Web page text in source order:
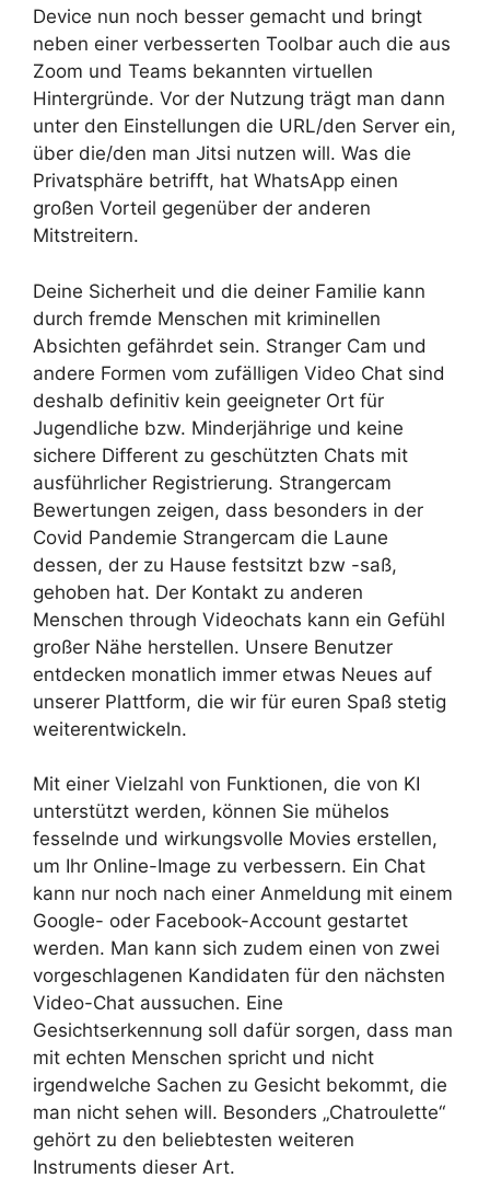
Device nun noch besser gemacht und bringt
neben einer verbesserten Toolbar auch die aus
Zoom und Teams bekannten virtuellen
Hintergründe. Vor der Nutzung trägt man dann
unter den Einstellungen die URL/den Server ein,
über die/den man Jitsi nutzen will. Was die
Privatsphäre betrifft, hat WhatsApp einen
großen Vorteil gegenüber der anderen
Mitstreitern.
Deine Sicherheit und die deiner Familie kann
durch fremde Menschen mit kriminellen
Absichten gefährdet sein. Stranger Cam und
andere Formen vom zufälligen Video Chat sind
deshalb definitiv kein geeigneter Ort für
Jugendliche bzw. Minderjährige und keine
sichere Different zu geschützten Chats mit
ausführlicher Registrierung. Strangercam
Bewertungen zeigen, dass besonders in der
Covid Pandemie Strangercam die Laune
dessen, der zu Hause festsitzt bzw -saß,
gehoben hat. Der Kontakt zu anderen
Menschen through Videochats kann ein Gefühl
großer Nähe herstellen. Unsere Benutzer
entdecken monatlich immer etwas Neues auf
unserer Plattform, die wir für euren Spaß stetig
weiterentwickeln.
Mit einer Vielzahl von Funktionen, die von KI
unterstützt werden, können Sie mühelos
fesselnde und wirkungsvolle Movies erstellen,
um Ihr Online-Image zu verbessern. Ein Chat
kann nur noch nach einer Anmeldung mit einem
Google- oder Facebook-Account gestartet
werden. Man kann sich zudem einen von zwei
vorgeschlagenen Kandidaten für den nächsten
Video-Chat aussuchen. Eine
Gesichtserkennung soll dafür sorgen, dass man
mit echten Menschen spricht und nicht
irgendwelche Sachen zu Gesicht bekommt, die
man nicht sehen will. Besonders „Chatroulette“
gehört zu den beliebtesten weiteren
Instruments dieser Art.